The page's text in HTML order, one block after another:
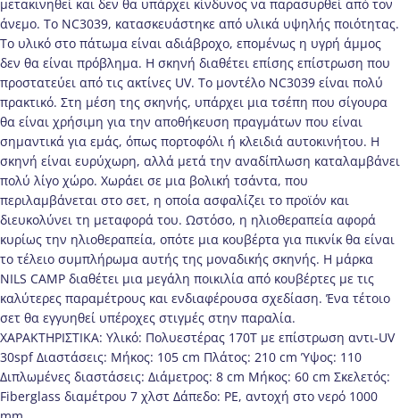
μετακινηθεί και δεν θα υπάρχει κίνδυνος να παρασυρθεί από τον
άνεμο. Το NC3039, κατασκευάστηκε από υλικά υψηλής ποιότητας.
Το υλικό στο πάτωμα είναι αδιάβροχο, επομένως η υγρή άμμος
δεν θα είναι πρόβλημα. Η σκηνή διαθέτει επίσης επίστρωση που
προστατεύει από τις ακτίνες UV. Το μοντέλο NC3039 είναι πολύ
πρακτικό. Στη μέση της σκηνής, υπάρχει μια τσέπη που σίγουρα
θα είναι χρήσιμη για την αποθήκευση πραγμάτων που είναι
σημαντικά για εμάς, όπως πορτοφόλι ή κλειδιά αυτοκινήτου. Η
σκηνή είναι ευρύχωρη, αλλά μετά την αναδίπλωση καταλαμβάνει
πολύ λίγο χώρο. Χωράει σε μια βολική τσάντα, που
περιλαμβάνεται στο σετ, η οποία ασφαλίζει το προϊόν και
διευκολύνει τη μεταφορά του. Ωστόσο, η ηλιοθεραπεία αφορά
κυρίως την ηλιοθεραπεία, οπότε μια κουβέρτα για πικνίκ θα είναι
το τέλειο συμπλήρωμα αυτής της μοναδικής σκηνής. Η μάρκα
NILS CAMP διαθέτει μια μεγάλη ποικιλία από κουβέρτες με τις
καλύτερες παραμέτρους και ενδιαφέρουσα σχεδίαση. Ένα τέτοιο
σετ θα εγγυηθεί υπέροχες στιγμές στην παραλία.
ΧΑΡΑΚΤΗΡΙΣΤΙΚΑ: Υλικό: Πολυεστέρας 170Τ με επίστρωση αντι-UV
30spf Διαστάσεις: Μήκος: 105 cm Πλάτος: 210 cm Ύψος: 110
Διπλωμένες διαστάσεις: Διάμετρος: 8 cm Μήκος: 60 cm Σκελετός:
Fiberglass διαμέτρου 7 χλστ Δάπεδο: PE, αντοχή στο νερό 1000